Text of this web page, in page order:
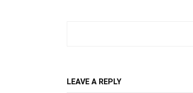
LEAVE A REPLY